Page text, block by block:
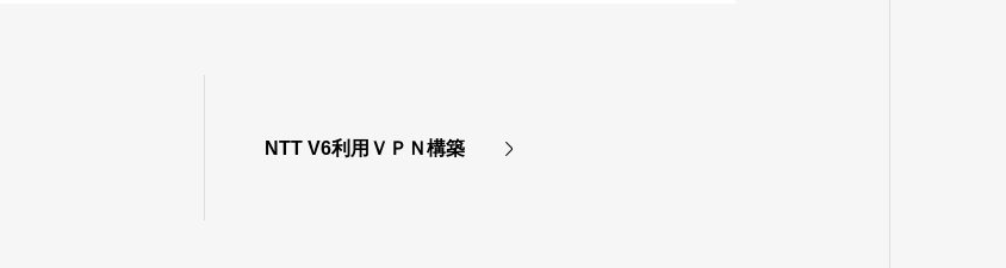
NTT V6利用ＶＰＮ構築